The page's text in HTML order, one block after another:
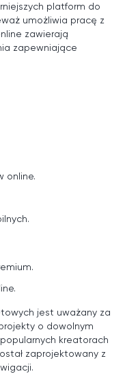
platform do
umożliwia pracę z
zawierają
zapewniające
online.
jest uważany za
o dowolnym
kreatorach
zaprojektowany z